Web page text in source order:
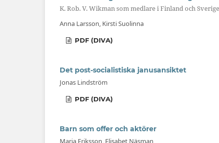
K. Rob. V. Wikman som medlare i Finland och Sverige
Anna Larsson, Kirsti Suolinna
PDF (DIVA)
Det post-socialistiska janusansiktet
Jonas Lindström
PDF (DIVA)
Barn som offer och aktörer
Maria Eriksson, Elisabet Näsman